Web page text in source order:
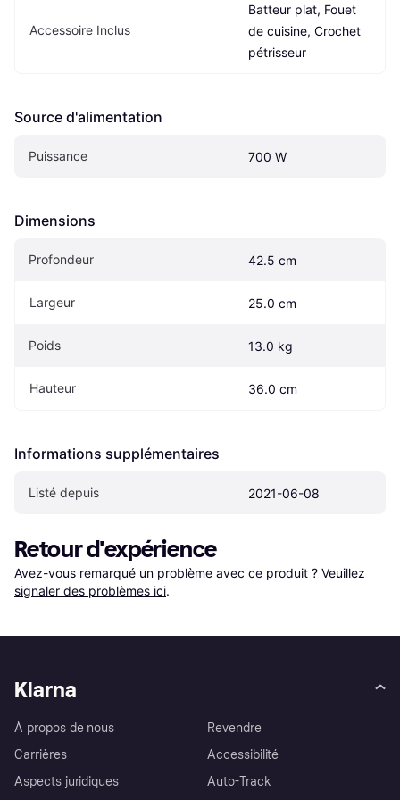
Accessoire Inclus
Batteur plat, Fouet
de cuisine, Crochet
pétrisseur
Source d'alimentation
Puissance 700 W
Dimensions
Profondeur 42.5 cm
Largeur 25.0 cm
Poids 13.0 kg
Hauteur 36.0 cm
Informations supplémentaires
Listé depuis 2021-06-08
Retour d'expérience
Avez-vous remarqué un problème avec ce produit ? Veuillez
signaler des problèmes ici.
Klarna
À propos de nous
Carrières
Aspects juridiques
Revendre
Accessibilité
Auto-Track